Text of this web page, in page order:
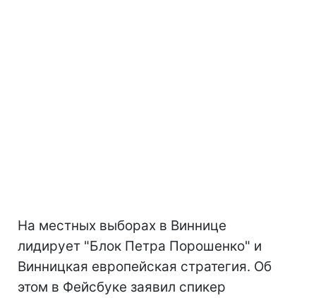
На местных выборах в Виннице
лидирует "Блок Петра Порошенко" и
Винницкая европейская стратегия. Об
этом в Фейсбуке заявил спикер